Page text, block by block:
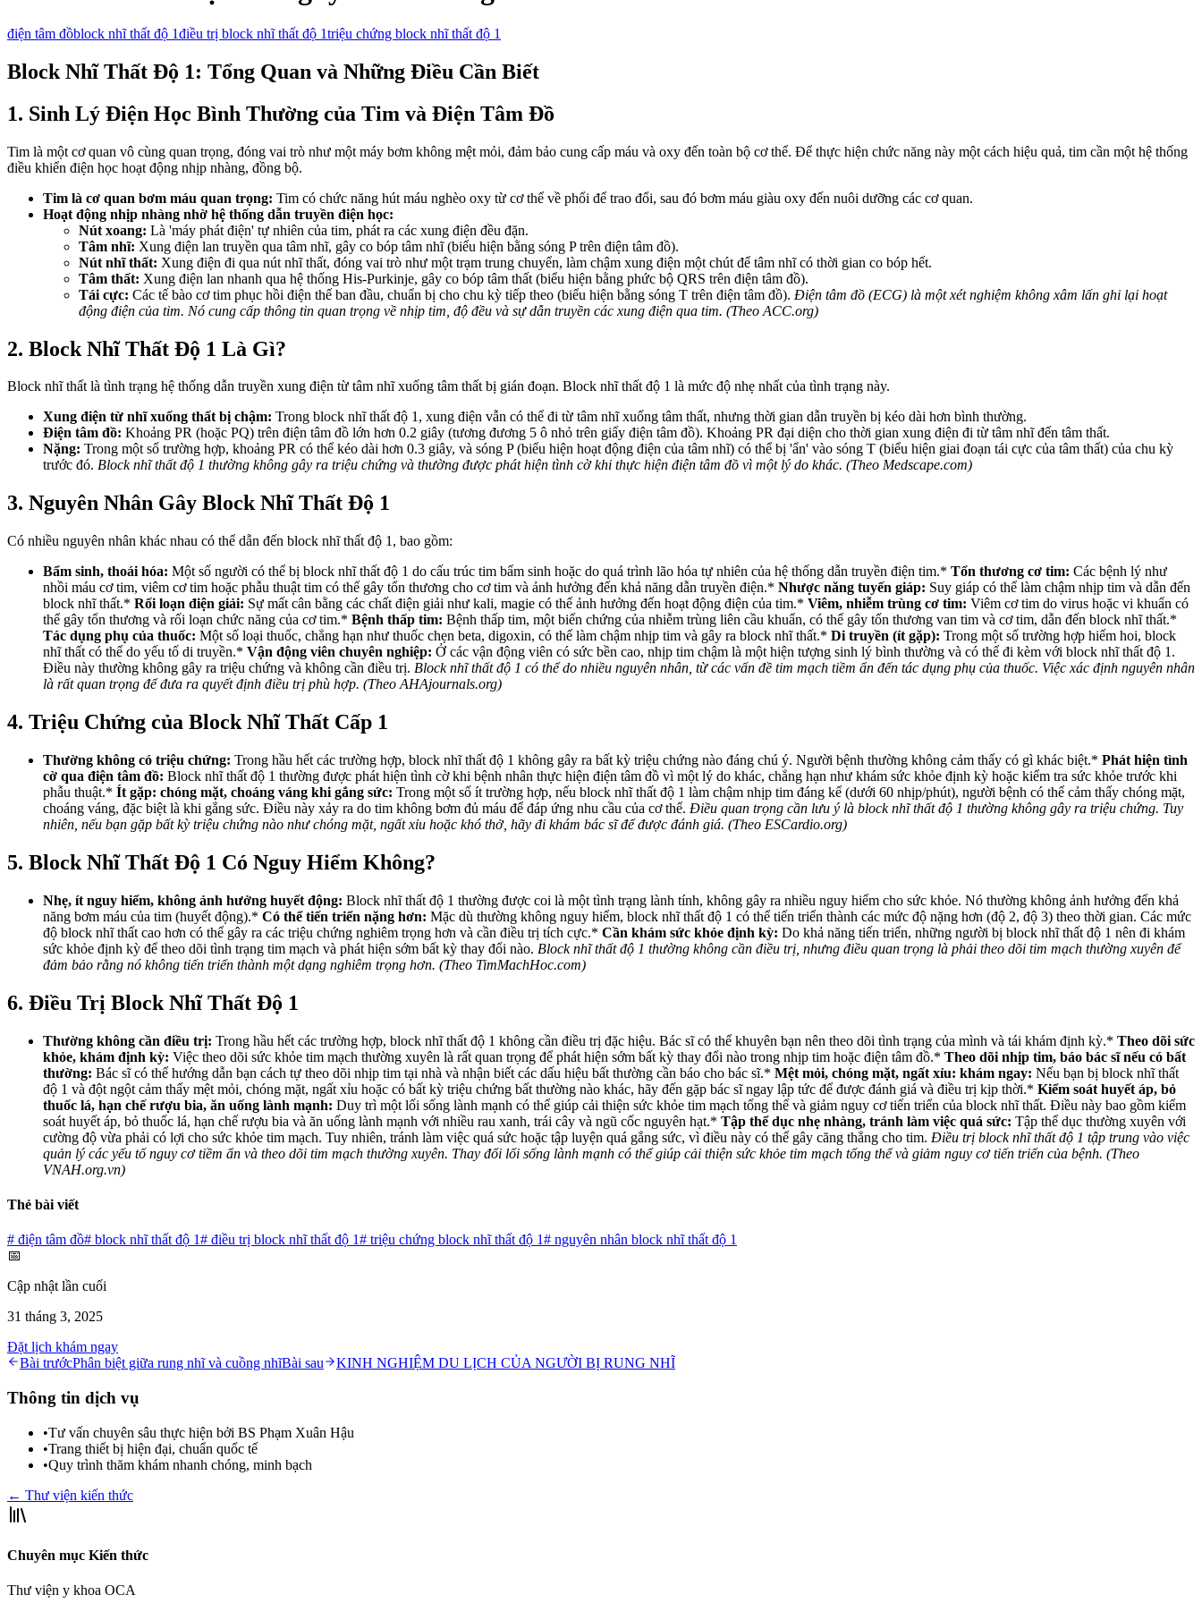
điện tâm đồblock nhĩ thất độ 1điều trị block nhĩ thất độ 1triệu chứng block nhĩ thất độ 1
Block Nhĩ Thất Độ 1: Tổng Quan và Những Điều Cần Biết
1. Sinh Lý Điện Học Bình Thường của Tim và Điện Tâm Đồ
Tim là một cơ quan vô cùng quan trọng, đóng vai trò như một máy bơm không mệt mỏi, đảm bảo cung cấp máu và oxy đến toàn bộ cơ thể. Để thực hiện chức năng này một cách hiệu quả, tim cần một hệ thống
điều khiển điện học hoạt động nhịp nhàng, đồng bộ.
Tim là cơ quan bơm máu quan trọng: Tim có chức năng hút máu nghèo oxy từ cơ thể về phổi để trao đổi, sau đó bơm máu giàu oxy đến nuôi dưỡng các cơ quan.
Hoạt động nhịp nhàng nhờ hệ thống dẫn truyền điện học:
Nút xoang: Là 'máy phát điện' tự nhiên của tim, phát ra các xung điện đều đặn.
Tâm nhĩ: Xung điện lan truyền qua tâm nhĩ, gây co bóp tâm nhĩ (biểu hiện bằng sóng P trên điện tâm đồ).
Nút nhĩ thất: Xung điện đi qua nút nhĩ thất, đóng vai trò như một trạm trung chuyển, làm chậm xung điện một chút để tâm nhĩ có thời gian co bóp hết.
Tâm thất: Xung điện lan nhanh qua hệ thống His-Purkinje, gây co bóp tâm thất (biểu hiện bằng phức bộ QRS trên điện tâm đồ).
Tái cực: Các tế bào cơ tim phục hồi điện thế ban đầu, chuẩn bị cho chu kỳ tiếp theo (biểu hiện bằng sóng T trên điện tâm đồ). Điện tâm đồ (ECG) là một xét nghiệm không xâm lấn ghi lại hoạt
động điện của tim. Nó cung cấp thông tin quan trọng về nhịp tim, độ đều và sự dẫn truyền các xung điện qua tim. (Theo ACC.org)
2. Block Nhĩ Thất Độ 1 Là Gì?
Block nhĩ thất là tình trạng hệ thống dẫn truyền xung điện từ tâm nhĩ xuống tâm thất bị gián đoạn. Block nhĩ thất độ 1 là mức độ nhẹ nhất của tình trạng này.
Xung điện từ nhĩ xuống thất bị chậm: Trong block nhĩ thất độ 1, xung điện vẫn có thể đi từ tâm nhĩ xuống tâm thất, nhưng thời gian dẫn truyền bị kéo dài hơn bình thường.
Điện tâm đồ: Khoảng PR (hoặc PQ) trên điện tâm đồ lớn hơn 0.2 giây (tương đương 5 ô nhỏ trên giấy điện tâm đồ). Khoảng PR đại diện cho thời gian xung điện đi từ tâm nhĩ đến tâm thất.
Nặng: Trong một số trường hợp, khoảng PR có thể kéo dài hơn 0.3 giây, và sóng P (biểu hiện hoạt động điện của tâm nhĩ) có thể bị 'ẩn' vào sóng T (biểu hiện giai đoạn tái cực của tâm thất) của chu kỳ
trước đó. Block nhĩ thất độ 1 thường không gây ra triệu chứng và thường được phát hiện tình cờ khi thực hiện điện tâm đồ vì một lý do khác. (Theo Medscape.com)
3. Nguyên Nhân Gây Block Nhĩ Thất Độ 1
Có nhiều nguyên nhân khác nhau có thể dẫn đến block nhĩ thất độ 1, bao gồm:
Bẩm sinh, thoái hóa: Một số người có thể bị block nhĩ thất độ 1 do cấu trúc tim bẩm sinh hoặc do quá trình lão hóa tự nhiên của hệ thống dẫn truyền điện tim.* Tổn thương cơ tim: Các bệnh lý như
nhồi máu cơ tim, viêm cơ tim hoặc phẫu thuật tim có thể gây tổn thương cho cơ tim và ảnh hưởng đến khả năng dẫn truyền điện.* Nhược năng tuyến giáp: Suy giáp có thể làm chậm nhịp tim và dẫn đến
block nhĩ thất.* Rối loạn điện giải: Sự mất cân bằng các chất điện giải như kali, magie có thể ảnh hưởng đến hoạt động điện của tim.* Viêm, nhiễm trùng cơ tim: Viêm cơ tim do virus hoặc vi khuẩn có
thể gây tổn thương và rối loạn chức năng của cơ tim.* Bệnh thấp tim: Bệnh thấp tim, một biến chứng của nhiễm trùng liên cầu khuẩn, có thể gây tổn thương van tim và cơ tim, dẫn đến block nhĩ thất.*
Tác dụng phụ của thuốc: Một số loại thuốc, chẳng hạn như thuốc chẹn beta, digoxin, có thể làm chậm nhịp tim và gây ra block nhĩ thất.* Di truyền (ít gặp): Trong một số trường hợp hiếm hoi, block
nhĩ thất có thể do yếu tố di truyền.* Vận động viên chuyên nghiệp: Ở các vận động viên có sức bền cao, nhịp tim chậm là một hiện tượng sinh lý bình thường và có thể đi kèm với block nhĩ thất độ 1.
Điều này thường không gây ra triệu chứng và không cần điều trị. Block nhĩ thất độ 1 có thể do nhiều nguyên nhân, từ các vấn đề tim mạch tiềm ẩn đến tác dụng phụ của thuốc. Việc xác định nguyên nhân
là rất quan trọng để đưa ra quyết định điều trị phù hợp. (Theo AHAjournals.org)
4. Triệu Chứng của Block Nhĩ Thất Cấp 1
Thường không có triệu chứng: Trong hầu hết các trường hợp, block nhĩ thất độ 1 không gây ra bất kỳ triệu chứng nào đáng chú ý. Người bệnh thường không cảm thấy có gì khác biệt.* Phát hiện tình
cờ qua điện tâm đồ: Block nhĩ thất độ 1 thường được phát hiện tình cờ khi bệnh nhân thực hiện điện tâm đồ vì một lý do khác, chẳng hạn như khám sức khỏe định kỳ hoặc kiểm tra sức khỏe trước khi
phẫu thuật.* Ít gặp: chóng mặt, choáng váng khi gắng sức: Trong một số ít trường hợp, nếu block nhĩ thất độ 1 làm chậm nhịp tim đáng kể (dưới 60 nhịp/phút), người bệnh có thể cảm thấy chóng mặt,
choáng váng, đặc biệt là khi gắng sức. Điều này xảy ra do tim không bơm đủ máu để đáp ứng nhu cầu của cơ thể. Điều quan trọng cần lưu ý là block nhĩ thất độ 1 thường không gây ra triệu chứng. Tuy
nhiên, nếu bạn gặp bất kỳ triệu chứng nào như chóng mặt, ngất xỉu hoặc khó thở, hãy đi khám bác sĩ để được đánh giá. (Theo ESCardio.org)
5. Block Nhĩ Thất Độ 1 Có Nguy Hiểm Không?
Nhẹ, ít nguy hiểm, không ảnh hưởng huyết động: Block nhĩ thất độ 1 thường được coi là một tình trạng lành tính, không gây ra nhiều nguy hiểm cho sức khỏe. Nó thường không ảnh hưởng đến khả
năng bơm máu của tim (huyết động).* Có thể tiến triển nặng hơn: Mặc dù thường không nguy hiểm, block nhĩ thất độ 1 có thể tiến triển thành các mức độ nặng hơn (độ 2, độ 3) theo thời gian. Các mức
độ block nhĩ thất cao hơn có thể gây ra các triệu chứng nghiêm trọng hơn và cần điều trị tích cực.* Cần khám sức khỏe định kỳ: Do khả năng tiến triển, những người bị block nhĩ thất độ 1 nên đi khám
sức khỏe định kỳ để theo dõi tình trạng tim mạch và phát hiện sớm bất kỳ thay đổi nào. Block nhĩ thất độ 1 thường không cần điều trị, nhưng điều quan trọng là phải theo dõi tim mạch thường xuyên để
đảm bảo rằng nó không tiến triển thành một dạng nghiêm trọng hơn. (Theo TimMachHoc.com)
6. Điều Trị Block Nhĩ Thất Độ 1
Thường không cần điều trị: Trong hầu hết các trường hợp, block nhĩ thất độ 1 không cần điều trị đặc hiệu. Bác sĩ có thể khuyên bạn nên theo dõi tình trạng của mình và tái khám định kỳ.* Theo dõi sức
khỏe, khám định kỳ: Việc theo dõi sức khỏe tim mạch thường xuyên là rất quan trọng để phát hiện sớm bất kỳ thay đổi nào trong nhịp tim hoặc điện tâm đồ.* Theo dõi nhịp tim, báo bác sĩ nếu có bất
thường: Bác sĩ có thể hướng dẫn bạn cách tự theo dõi nhịp tim tại nhà và nhận biết các dấu hiệu bất thường cần báo cho bác sĩ.* Mệt mỏi, chóng mặt, ngất xỉu: khám ngay: Nếu bạn bị block nhĩ thất
độ 1 và đột ngột cảm thấy mệt mỏi, chóng mặt, ngất xỉu hoặc có bất kỳ triệu chứng bất thường nào khác, hãy đến gặp bác sĩ ngay lập tức để được đánh giá và điều trị kịp thời.* Kiểm soát huyết áp, bỏ
thuốc lá, hạn chế rượu bia, ăn uống lành mạnh: Duy trì một lối sống lành mạnh có thể giúp cải thiện sức khỏe tim mạch tổng thể và giảm nguy cơ tiến triển của block nhĩ thất. Điều này bao gồm kiểm
soát huyết áp, bỏ thuốc lá, hạn chế rượu bia và ăn uống lành mạnh với nhiều rau xanh, trái cây và ngũ cốc nguyên hạt.* Tập thể dục nhẹ nhàng, tránh làm việc quá sức: Tập thể dục thường xuyên với
cường độ vừa phải có lợi cho sức khỏe tim mạch. Tuy nhiên, tránh làm việc quá sức hoặc tập luyện quá gắng sức, vì điều này có thể gây căng thẳng cho tim. Điều trị block nhĩ thất độ 1 tập trung vào việc
quản lý các yếu tố nguy cơ tiềm ẩn và theo dõi tim mạch thường xuyên. Thay đổi lối sống lành mạnh có thể giúp cải thiện sức khỏe tim mạch tổng thể và giảm nguy cơ tiến triển của bệnh. (Theo
VNAH.org.vn)
Thẻ bài viết
# điện tâm đồ# block nhĩ thất độ 1# điều trị block nhĩ thất độ 1# triệu chứng block nhĩ thất độ 1# nguyên nhân block nhĩ thất độ 1
📅
Cập nhật lần cuối
31 tháng 3, 2025
Đặt lịch khám ngay
Bài trướcPhân biệt giữa rung nhĩ và cuồng nhĩBài sau KINH NGHIỆM DU LỊCH CỦA NGƯỜI BỊ RUNG NHĨ
Thông tin dịch vụ
•Tư vấn chuyên sâu thực hiện bởi BS Phạm Xuân Hậu
•Trang thiết bị hiện đại, chuẩn quốc tế
•Quy trình thăm khám nhanh chóng, minh bạch
← Thư viện kiến thức
Chuyên mục Kiến thức
Thư viện y khoa OCA